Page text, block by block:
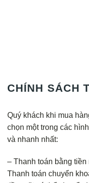
CHÍNH SÁCH
Quý khách khi mua
chọn một trong các
và nhanh nhất:
– Thanh toán bằng tiền
Thanh toán chuyển